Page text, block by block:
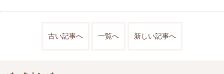
古い記事へ 一覧へ 新しい記事へ